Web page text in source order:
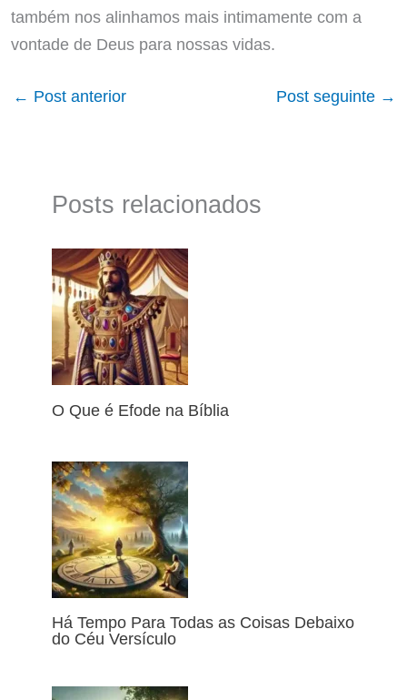
também nos alinhamos mais intimamente com a
vontade de Deus para nossas vidas.
← Post anterior Post seguinte →
Posts relacionados
O Que é Efode na Bíblia
Há Tempo Para Todas as Coisas Debaixo
do Céu Versículo